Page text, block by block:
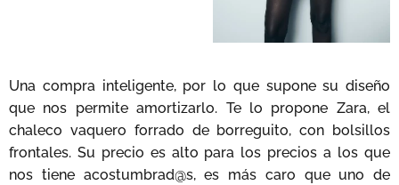
Una compra inteligente, por lo que supone su diseño
que nos permite amortizarlo. Te lo propone Zara, el
chaleco vaquero forrado de borreguito, con bolsillos
frontales. Su precio es alto para los precios a los que
nos tiene acostumbrad@s, es más caro que uno de